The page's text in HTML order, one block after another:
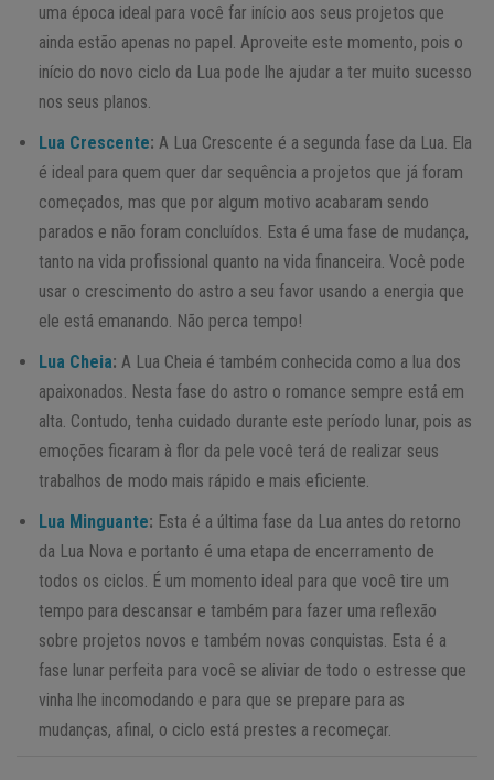
uma época ideal para você far início aos seus projetos que
ainda estão apenas no papel. Aproveite este momento, pois o
início do novo ciclo da Lua pode lhe ajudar a ter muito sucesso
nos seus planos.
Lua Crescente: A Lua Crescente é a segunda fase da Lua. Ela
é ideal para quem quer dar sequência a projetos que já foram
começados, mas que por algum motivo acabaram sendo
parados e não foram concluídos. Esta é uma fase de mudança,
tanto na vida profissional quanto na vida financeira. Você pode
usar o crescimento do astro a seu favor usando a energia que
ele está emanando. Não perca tempo!
Lua Cheia: A Lua Cheia é também conhecida como a lua dos
apaixonados. Nesta fase do astro o romance sempre está em
alta. Contudo, tenha cuidado durante este período lunar, pois as
emoções ficaram à flor da pele você terá de realizar seus
trabalhos de modo mais rápido e mais eficiente.
Lua Minguante: Esta é a última fase da Lua antes do retorno
da Lua Nova e portanto é uma etapa de encerramento de
todos os ciclos. É um momento ideal para que você tire um
tempo para descansar e também para fazer uma reflexão
sobre projetos novos e também novas conquistas. Esta é a
fase lunar perfeita para você se aliviar de todo o estresse que
vinha lhe incomodando e para que se prepare para as
mudanças, afinal, o ciclo está prestes a recomeçar.